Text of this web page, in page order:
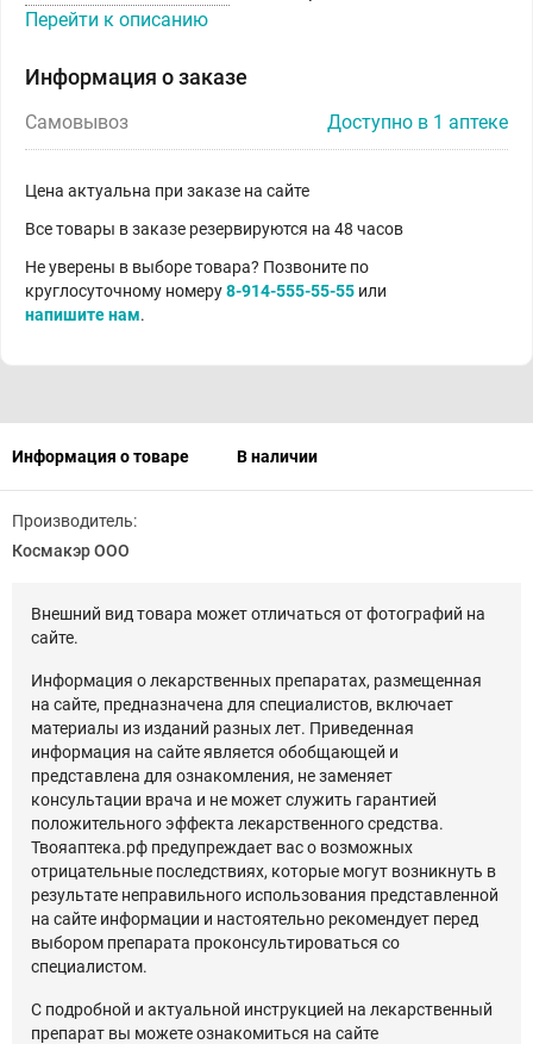
Перейти к описанию
Информация о заказе
Самовывоз Доступно в 1 аптеке
Цена актуальна при заказе на сайте
Все товары в заказе резервируются на 48 часов
Не уверены в выборе товара? Позвоните по
круглосуточному номеру8-914-555-55-55 или
напишите нам.
Информация о товаре В наличии
Производитель:
Космакэр ООО
Внешний вид товара может отличаться от фотографий на
сайте.
Информация о лекарственных препаратах, размещенная
на сайте, предназначена для специалистов, включает
материалы из изданий разных лет. Приведенная
информация на сайте является обобщающей и
представлена для ознакомления, не заменяет
консультации врача и не может служить гарантией
положительного эффекта лекарственного средства.
Твояаптека.рф предупреждает вас о возможных
отрицательные последствиях, которые могут возникнуть в
результате неправильного использования представленной
на сайте информации и настоятельно рекомендует перед
выбором препарата проконсультироваться со
специалистом.
С подробной и актуальной инструкцией на лекарственный
препарат вы можете ознакомиться на сайте